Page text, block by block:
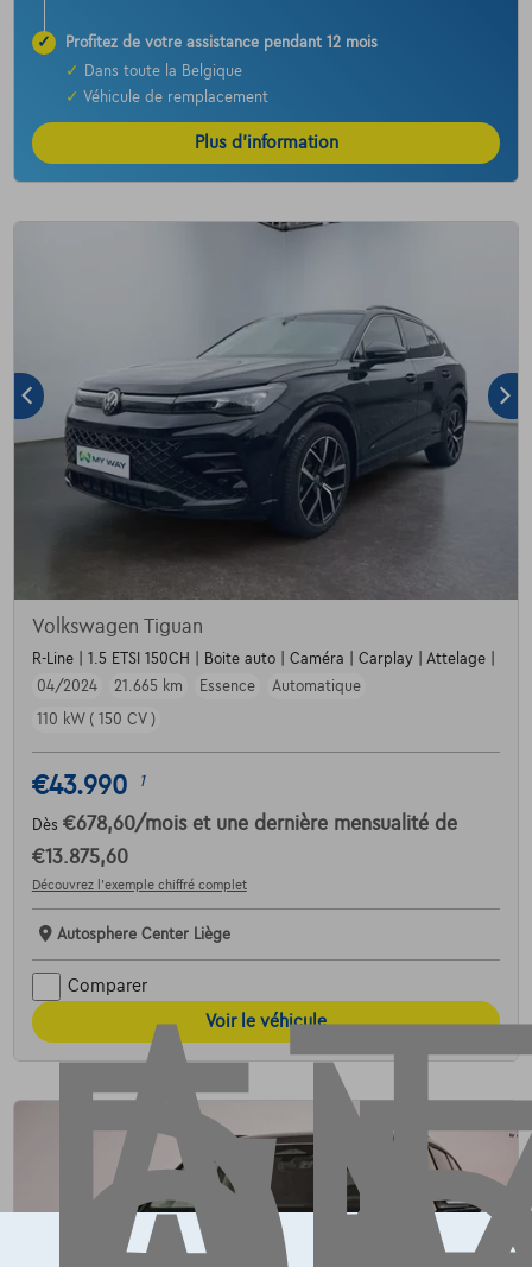
✓
Profitez de votre assistance pendant 12 mois
✓
Dans toute la Belgique
✓ Véhicule de remplacement
Plus d’information
Volkswagen Tiguan
R-Line | 1.5 ETSI 150CH | Boite auto | Caméra | Carplay | Attelage |
04/2024
21.665 km Essence
Automatique
110 kW ( 150 CV )
€43.990 1
Dès €678,60/mois et une dernière mensualité de
€13.875,60
Découvrez l’exemple chiffré complet
Autosphere Center Liège
Comparer
Voir le véhicule